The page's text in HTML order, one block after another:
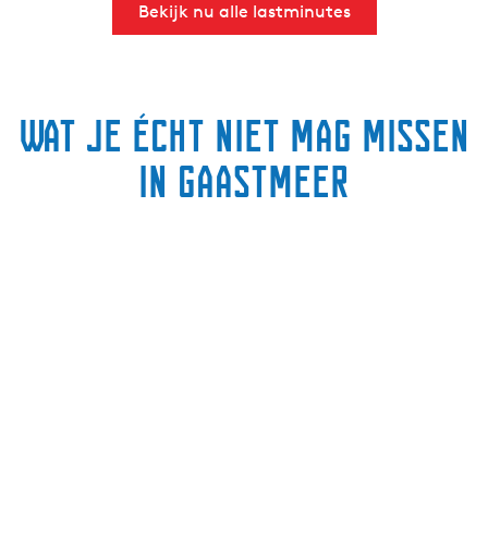
Bekijk nu alle lastminutes
Wat je écht niet mag missen
in Gaastmeer